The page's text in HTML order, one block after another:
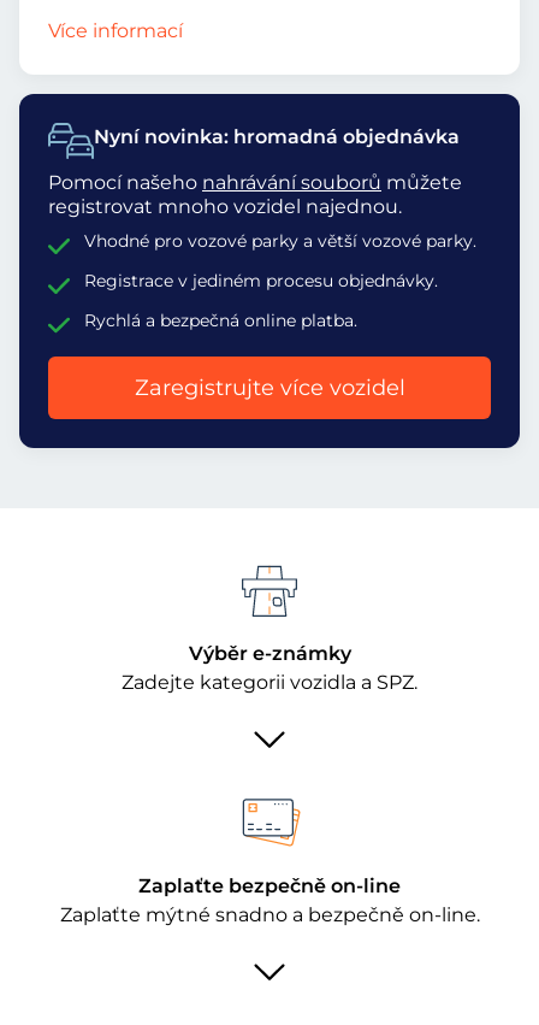
Nyní novinka: hromadná objednávka
Pomocí našeho nahrávání souborů můžete
registrovat mnoho vozidel najednou.
Vhodné pro vozové parky a větší vozové parky.
Registrace v jediném procesu objednávky.
Rychlá a bezpečná online platba.
Zaregistrujte více vozidel
Více informací
Výběr e-známky
Zadejte kategorii vozidla a SPZ.
Zaplaťte bezpečně on-line
Zaplaťte mýtné snadno a bezpečně on-line.